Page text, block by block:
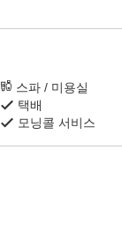
스파 / 미용실
택배
모닝콜 서비스